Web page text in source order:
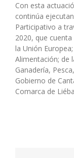
Con esta
continúa
Participativo a
2020, que
la Unión
Alimentación; de
Ganadería,
Gobierno de
Comarca de